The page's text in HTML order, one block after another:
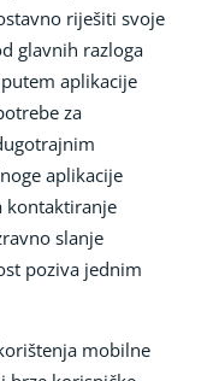
riješiti svoje
glavnih razloga
aplikacije
za
aplikacije
kontaktiranje
slanje
poziva jednim
mobilne